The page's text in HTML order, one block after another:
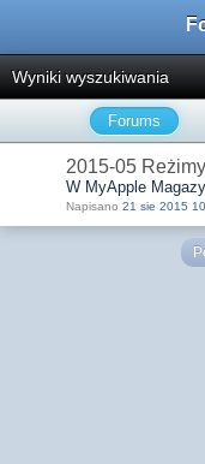
Wyniki wyszukiwania
Forums
2015-05
W MyApple
Napisano 21 sie 2015